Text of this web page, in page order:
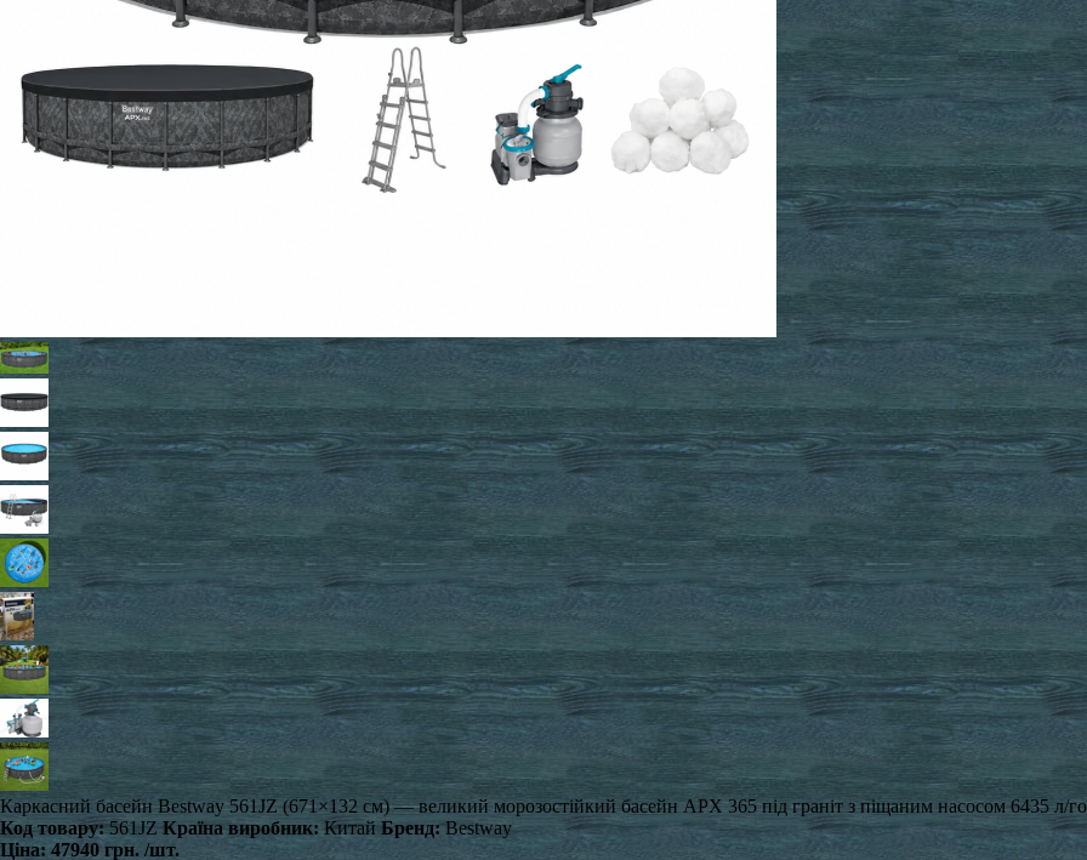
Каркасний басейн Bestway 561JZ (671×132 см) — великий морозостійкий басейн APX 365 під граніт з піщаним насосом 6435 л/
Код товару:561JZ Країна виробник:Китай Бренд:Bestway
Ціна: 47940 грн. /шт.